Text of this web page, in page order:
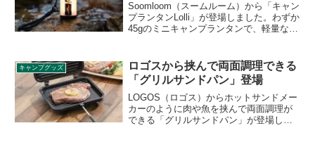
Soomloom（スームルーム）から「キャン
プランタンLolli」が登場しました。わずか
45gのミニキャンプランタンで、軽量なの
もちろん、車内やバックパックに掛ける
など、さまざまなシーンで手軽に使えま
す。詳細をレビューします。
キャンプグッズ
ロゴスから挟んで両面調理できる
「グリルサンドパン」登場
LOGOS（ロゴス）からホットサンドメー
カーのように肉や魚を挟んで両面調理が
できる「グリルサンドパン」が登場しま